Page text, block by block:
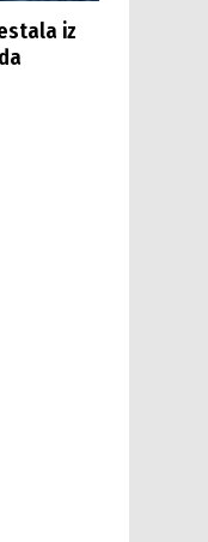
iz